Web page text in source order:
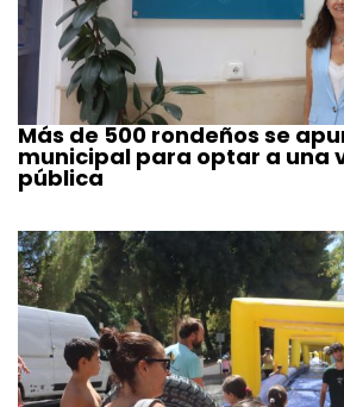
Más de 500 rondeños se
municipal para optar a una
pública